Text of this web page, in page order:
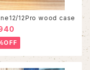
12Pro wood case